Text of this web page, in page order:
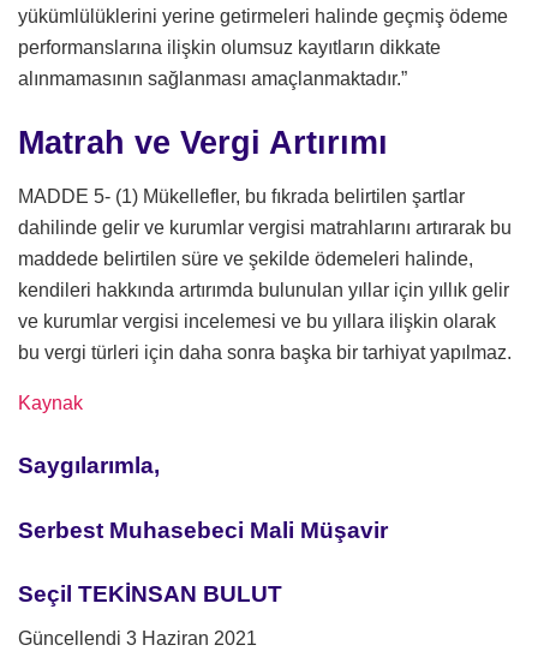
yükümlülüklerini yerine getirmeleri halinde geçmiş ödeme
performanslarına ilişkin olumsuz kayıtların dikkate
alınmamasının sağlanması amaçlanmaktadır.”
Matrah ve Vergi Artırımı
MADDE 5- (1) Mükellefler, bu fıkrada belirtilen şartlar
dahilinde gelir ve kurumlar vergisi matrahlarını artırarak bu
maddede belirtilen süre ve şekilde ödemeleri halinde,
kendileri hakkında artırımda bulunulan yıllar için yıllık gelir
ve kurumlar vergisi incelemesi ve bu yıllara ilişkin olarak
bu vergi türleri için daha sonra başka bir tarhiyat yapılmaz.
Kaynak
Saygılarımla,
Serbest Muhasebeci Mali Müşavir
Seçil TEKİNSAN BULUT
Güncellendi 3 Haziran 2021